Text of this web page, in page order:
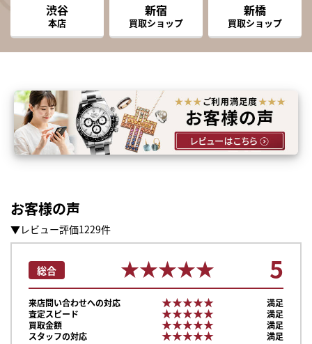
渋谷
本店
新宿
買取ショップ
新橋
買取ショップ
お客様の声
▼レビュー評価1229件
総合 ★★★★★
★★★★★ 5
来店問い合わせへの対応 ★★★★★
★★★★★
満足
査定スピード
★★★★★
★★★★★
満足
買取金額
★★★★★
★★★★★
満足
スタッフの対応
★★★★★
★★★★★ 満足